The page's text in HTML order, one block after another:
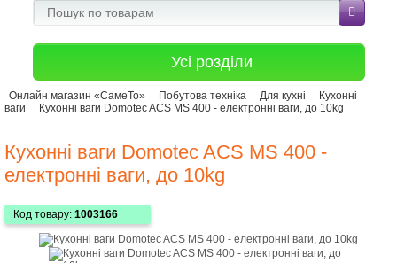
Усі розділи
Онлайн магазин «СамеТо» Побутова техніка Для кухні
Кухонні
ваги
Кухонні ваги Domotec ACS MS 400 - електронні ваги, до 10kg
Кухонні ваги Domotec ACS MS 400 -
електронні ваги, до 10kg
Код товару: 1003166